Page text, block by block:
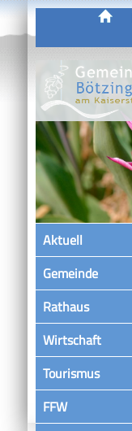
Aktuell
Gemeinde
Rathaus
Wirtschaft
Tourismus
FFW